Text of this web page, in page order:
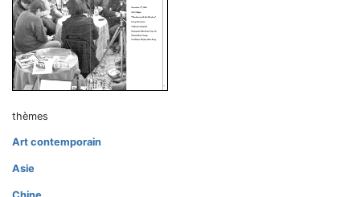
thèmes
Art contemporain
Asie